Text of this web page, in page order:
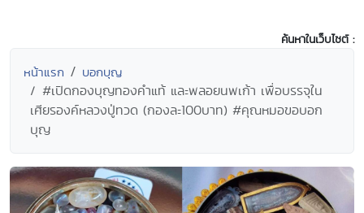
ค้นหาในเว็บไซต์ :
หน้าแรก บอกบุญ
#เปิดกองบุญทองคำแท้ และพลอยนพเก้า เพื่อบรรจุใน
เศียรองค์หลวงปู่ทวด (กองละ100บาท) #คุณหมอขอบอก
บุญ